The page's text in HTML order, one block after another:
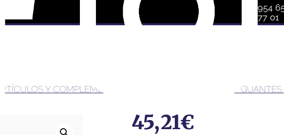
954
77 01
Y COMPLEMENTOS PARA BRAZOS Y MANOS /GUANTES
45,21€